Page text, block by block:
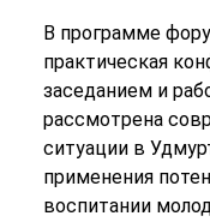
В программе
практическая
заседанием и
рассмотрена
ситуации в
применения
воспитании